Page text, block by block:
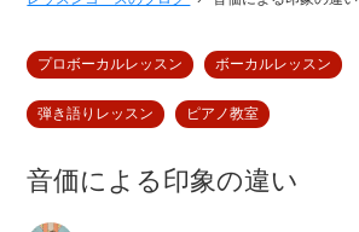
プロボーカルレッスン ボーカルレッスン
弾き語りレッスン ピアノ教室
音価による印象の違い